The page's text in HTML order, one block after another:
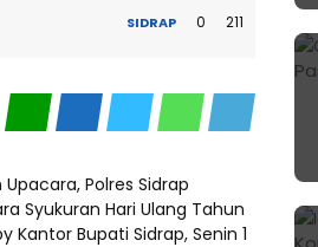
SIDRAP 0 211
Polres Sidrap
Syukuran Hari Ulang Tahun
Bupati Sidrap, Senin 1